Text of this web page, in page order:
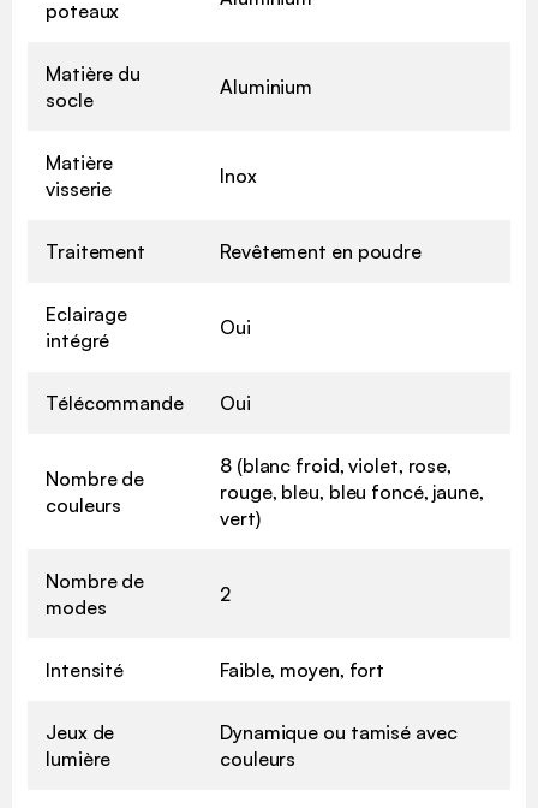
poteaux
Matière du
socle
Aluminium
Matière
visserie
Inox
Traitement Revêtement en poudre
Eclairage
intégré
Oui
Télécommande Oui
Nombre de
couleurs
8 (blanc froid, violet, rose,
rouge, bleu, bleu foncé, jaune,
vert)
Nombre de
modes
2
Intensité Faible, moyen, fort
Jeux de
lumière
Dynamique ou tamisé avec
couleurs